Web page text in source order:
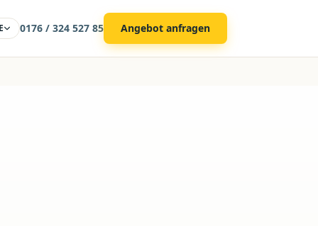
0176 / 324 527 85 Angebot anfragen